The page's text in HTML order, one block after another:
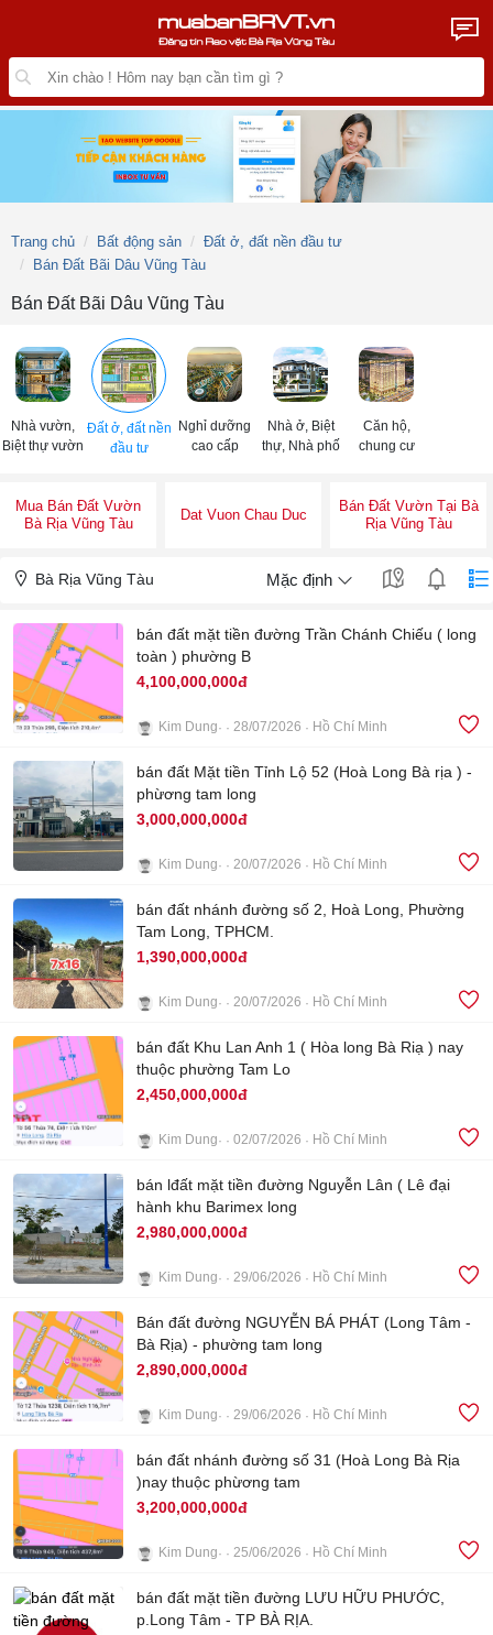
Trang chủ Bất động sản
Đất ở, đất nền đầu tư
Bán Đất Bãi Dâu Vũng Tàu
Bán Đất Bãi Dâu Vũng Tàu
Nhà vườn,
Biệt thự vườn
Đất ở, đất nền
đầu tư
Nghỉ dưỡng
cao cấp
Nhà ở, Biệt
thự, Nhà phố
Căn hộ,
chung cư
Mua Bán Đất Vườn
Bà Rịa Vũng Tàu
Dat Vuon Chau Duc
Bán Đất Vườn Tại Bà
Rịa Vũng Tàu
Bà Rịa Vũng Tàu Mặc định
bán đất mặt tiền đường Trần Chánh Chiếu ( long
toàn ) phường B
4,100,000,000đ
Kim Dung 28/07/2026 Hồ Chí Minh
bán đất Mặt tiền Tỉnh Lộ 52 (Hoà Long Bà rịa ) -
phừơng tam long
3,000,000,000đ
Kim Dung 20/07/2026 Hồ Chí Minh
bán đất nhánh đường số 2, Hoà Long, Phường
Tam Long, TPHCM.
1,390,000,000đ
Kim Dung 20/07/2026 Hồ Chí Minh
bán đất Khu Lan Anh 1 ( Hòa long Bà Riạ ) nay
thuộc phường Tam Lo
2,450,000,000đ
Kim Dung 02/07/2026 Hồ Chí Minh
bán lđất mặt tiền đường Nguyễn Lân ( Lê đại
hành khu Barimex long
2,980,000,000đ
Kim Dung 29/06/2026 Hồ Chí Minh
Bán đất đường NGUYỄN BÁ PHÁT (Long Tâm -
Bà Rịa) - phường tam long
2,890,000,000đ
Kim Dung 29/06/2026 Hồ Chí Minh
bán đất nhánh đường số 31 (Hoà Long Bà Rịa
)nay thuộc phừơng tam
3,200,000,000đ
Kim Dung 25/06/2026 Hồ Chí Minh
bán đất mặt tiền đường LƯU HỮU PHƯỚC,
p.Long Tâm - TP BÀ RỊA.